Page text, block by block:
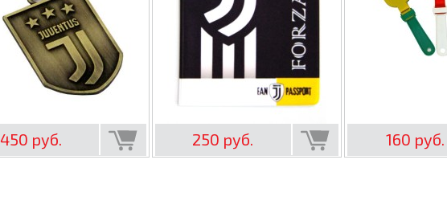
450 руб. 250 руб. 160 руб.